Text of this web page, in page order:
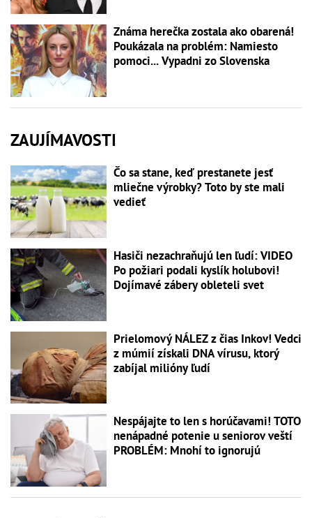
Známa herečka zostala ako obarená!
Poukázala na problém: Namiesto
pomoci... Vypadni zo Slovenska
ZAUJÍMAVOSTI
Čo sa stane, keď prestanete jesť
mliečne výrobky? Toto by ste mali
vedieť
Hasiči nezachraňujú len ľudí: VIDEO
Po požiari podali kyslík holubovi!
Dojímavé zábery obleteli svet
Prielomový NÁLEZ z čias Inkov! Vedci
z múmií získali DNA vírusu, ktorý
zabíjal milióny ľudí
Nespájajte to len s horúčavami! TOTO
nenápadné potenie u seniorov veští
PROBLÉM: Mnohí to ignorujú